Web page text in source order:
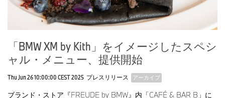
「BMW XM by Kith」をイメージしたスペシ
ャル・メニュー、提供開始
Thu Jun 26 10:00:00 CEST 2025 プレスリリース アーカイブ
ブランド・ストア『FREUDE by BMW』内「CAFÉ & BAR B」に